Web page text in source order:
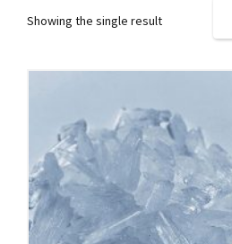
Showing the single result